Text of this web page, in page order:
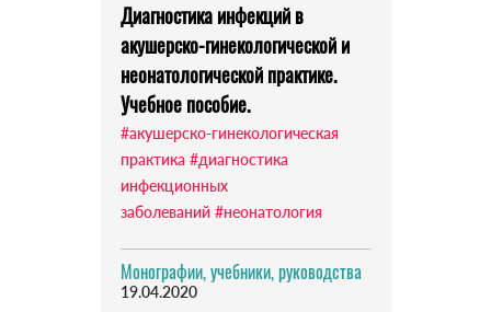
Диагностика инфекций в
акушерско-гинекологической и
неонатологической практике.
Учебное пособие.
#акушерско-гинекологическая
практика #диагностика
инфекционных
заболеваний #неонатология
Монографии, учебники, руководства
19.04.2020